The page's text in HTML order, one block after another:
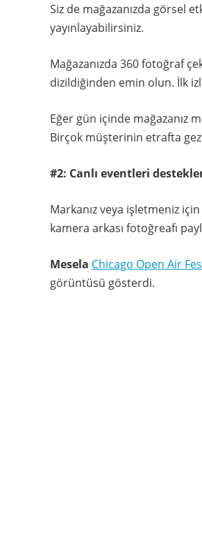
Siz de mağazanızda görsel
yayınlayabilirsiniz.
Mağazanızda 360 fotoğraf
dizildiğinden emin olun. İlk
Eğer gün içinde mağazanız
Birçok müşterinin etrafta
#2: Canlı eventleri
Markanız veya işletmeniz
kamera arkası fotoğreafı
Mesela Chicago Open Air
görüntüsü gösterdi.